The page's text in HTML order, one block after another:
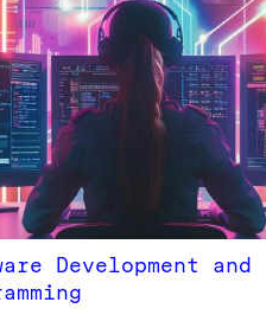
Development and